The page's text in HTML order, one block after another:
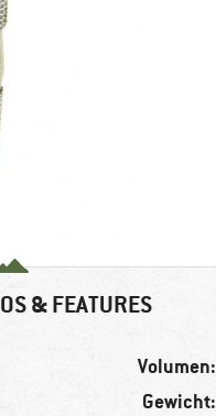
& FEATURES
Volumen:
Gewicht: